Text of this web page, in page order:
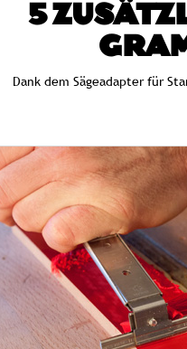
5
Dank dem Sägeadapter für